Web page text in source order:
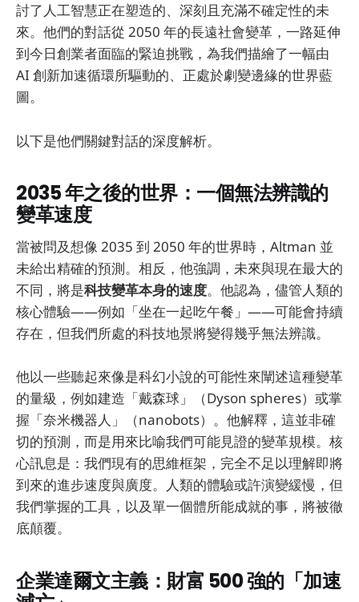
討了人工智慧正在塑造的、深刻且充滿不確定性的未
來。他們的對話從 2050 年的長遠社會變革，一路延伸
到今日創業者面臨的緊迫挑戰，為我們描繪了一幅由
AI 創新加速循環所驅動的、正處於劇變邊緣的世界藍
圖。
以下是他們關鍵對話的深度解析。
2035 年之後的世界：一個無法辨識的
變革速度
當被問及想像 2035 到 2050 年的世界時，Altman 並
未給出精確的預測。相反，他強調，未來與現在最大的
不同，將是科技變革本身的速度。他認為，儘管人類的
核心體驗——例如「坐在一起吃午餐」——可能會持續
存在，但我們所處的科技地景將變得幾乎無法辨識。
他以一些聽起來像是科幻小說的可能性來闡述這種變革
的量級，例如建造「戴森球」（Dyson spheres）或掌
握「奈米機器人」（nanobots）。他解釋，這並非確
切的預測，而是用來比喻我們可能見證的變革規模。核
心訊息是：我們現有的思維框架，完全不足以理解即將
到來的進步速度與廣度。人類的體驗或許演變緩慢，但
我們掌握的工具，以及單一個體所能成就的事，將被徹
底顛覆。
企業達爾文主義：財富 500 強的「加速